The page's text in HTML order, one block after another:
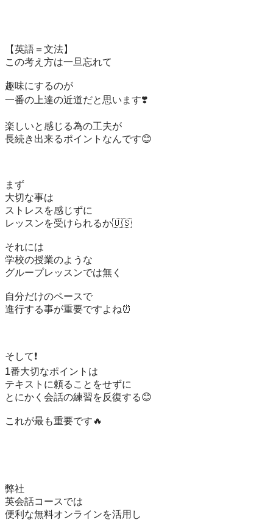
【英語＝文法】
この考え方は一旦忘れて
趣味にするのが
一番の上達の近道だと思います❣️
楽しいと感じる為の工夫が
長続き出来るポイントなんです😊
まず
大切な事は
ストレスを感じずに
レッスンを受けられるか🇺🇸
それには
学校の授業のような
グループレッスンでは無く
自分だけのペースで
進行する事が重要ですよね⏰
そして❗️
1番大切なポイントは
テキストに頼ることをせずに
とにかく会話の練習を反復する😊
これが最も重要です🔥
弊社
英会話コースでは
便利な無料オンラインを活用し